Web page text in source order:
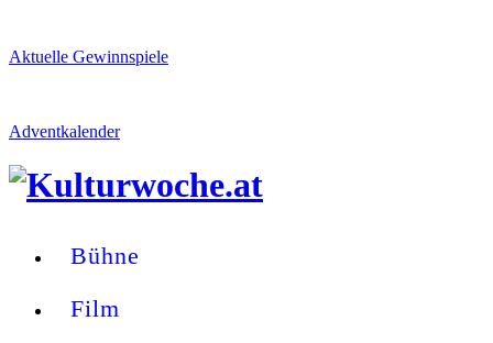
Aktuelle Gewinnspiele
Adventkalender
Bühne
Film